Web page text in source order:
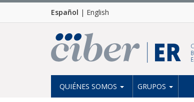
Español | English
QUIÉNES SOMOS GRUPOS